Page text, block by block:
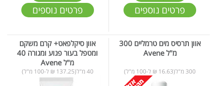
פרטים נוספים פרטים נוספים
אוון תרסיס מים טרמליים 300
מ"ל Avene
300 מ"ל(16.63 ₪ ל-100 מ"ל)
אוון סיקלפאט+ קרם משקם
ומטפל בעור פגוע ומגורה 40
מ"ל Avene
40 מ"ל(137.25 ₪ ל-100 מ"ל)